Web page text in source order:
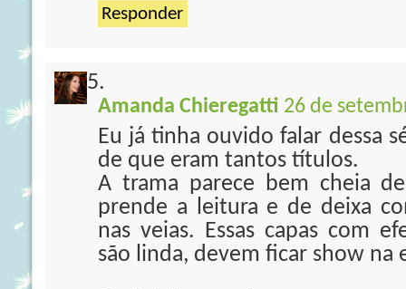
Responder
Amanda Chieregatti 26 de
Eu já tinha ouvido falar dessa
de que eram tantos títulos.
A trama parece bem cheia
prende a leitura e de deixa
nas veias. Essas capas com
são linda, devem ficar show na